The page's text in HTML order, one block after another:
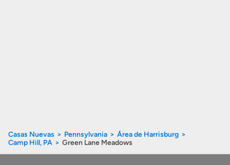
Casas Nuevas Pennsylvania
Área de Harrisburg
Camp Hill, PA
Green Lane Meadows